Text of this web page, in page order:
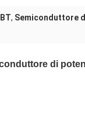
, Semiconduttore
di